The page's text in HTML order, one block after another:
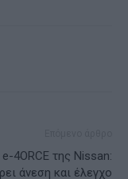
e-4ORCE της Nissan:
άνεση και έλεγχο